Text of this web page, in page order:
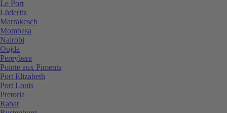
Le Port
Lüderitz
Marrakesch
Mombasa
Nairobi
Oujda
Pereybere
Pointe aux Piments
Port Elizabeth
Port Louis
Pretoria
Rabat